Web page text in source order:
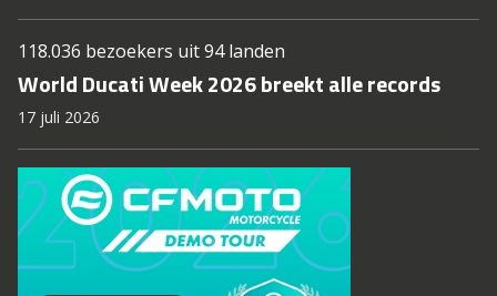
118.036 bezoekers uit 94 landen
World Ducati Week 2026 breekt alle records
17 juli 2026